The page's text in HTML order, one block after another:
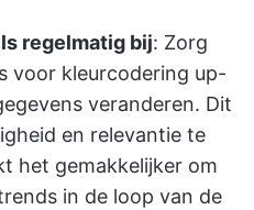
regelmatig bij: Zorg
voor kleurcodering up-
veranderen. Dit
en relevantie te
het gemakkelijker om
in de loop van de